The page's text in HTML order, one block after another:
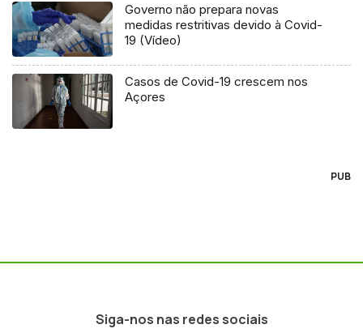
Governo não prepara novas
medidas restritivas devido à Covid-
19 (Vídeo)
Casos de Covid-19 crescem nos
Açores
PUB
Siga-nos nas redes sociais